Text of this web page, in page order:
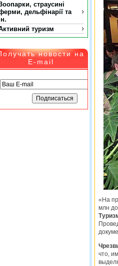
страусині
дельфінарії та
туризм
новости на
E-mail
«На
млн
что,